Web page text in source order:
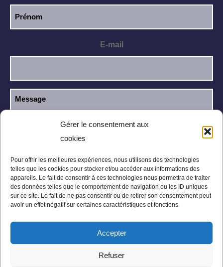
Gérer le consentement aux
cookies
Pour offrir les meilleures expériences, nous utilisons des technologies
telles que les cookies pour stocker et/ou accéder aux informations des
appareils. Le fait de consentir à ces technologies nous permettra de traiter
des données telles que le comportement de navigation ou les ID uniques
sur ce site. Le fait de ne pas consentir ou de retirer son consentement peut
avoir un effet négatif sur certaines caractéristiques et fonctions.
Accepter
Refuser
E-mail
J’ai lu et j’accepte la
confidentialité.
Politique de confidentialité